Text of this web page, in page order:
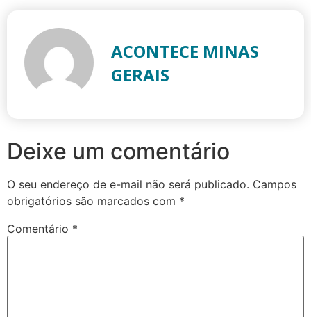
ACONTECE MINAS
GERAIS
Deixe um comentário
O seu endereço de e-mail não será publicado. Campos
obrigatórios são marcados com *
Comentário *